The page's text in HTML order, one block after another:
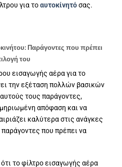
για τοαυτοκίνητόσας.
Παράγοντες που πρέπει
του
εισαγωγής αέρα για το
την εξέταση πολλών βασικών
τους παράγοντες,
απόφαση και να
καλύτερα στις ανάγκες
που πρέπει να
το φίλτρο εισαγωγής αέρα